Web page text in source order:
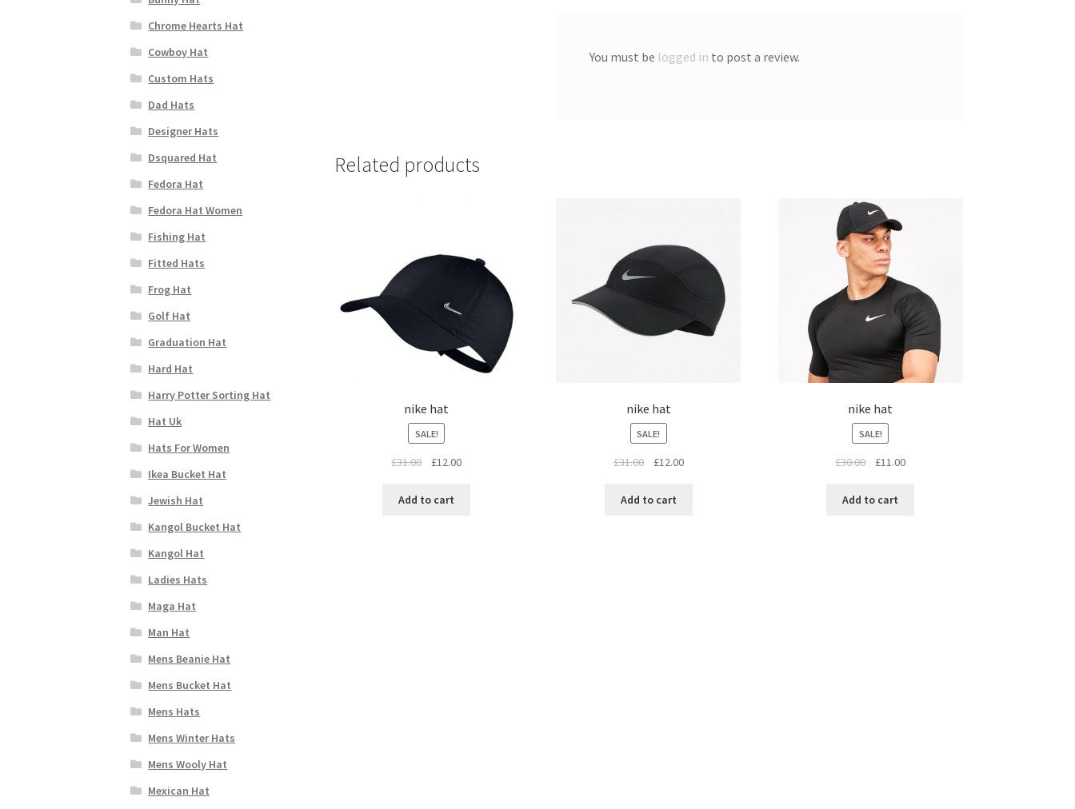
You must be logged in to post a review.
Related products
nike hat
SALE!
£31.00 £12.00
Add to cart
nike hat
SALE!
£31.00 £12.00
Add to cart
nike hat
SALE!
£30.00 £11.00
Add to cart
Chrome Hearts Hat
Cowboy Hat
Custom Hats
Dad Hats
Designer Hats
Dsquared Hat
Fedora Hat
Fedora Hat Women
Fishing Hat
Fitted Hats
Frog Hat
Golf Hat
Graduation Hat
Hard Hat
Harry Potter Sorting Hat
Hat Uk
Hats For Women
Ikea Bucket Hat
Jewish Hat
Kangol Bucket Hat
Kangol Hat
Ladies Hats
Maga Hat
Man Hat
Mens Beanie Hat
Mens Bucket Hat
Mens Hats
Mens Winter Hats
Mens Wooly Hat
Mexican Hat